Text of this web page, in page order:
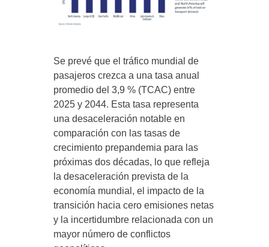
Se prevé que el tráfico mundial de
pasajeros crezca a una tasa anual
promedio del 3,9 % (TCAC) entre
2025 y 2044. Esta tasa representa
una desaceleración notable en
comparación con las tasas de
crecimiento prepandemia para las
próximas dos décadas, lo que refleja
la desaceleración prevista de la
economía mundial, el impacto de la
transición hacia cero emisiones netas
y la incertidumbre relacionada con un
mayor número de conflictos